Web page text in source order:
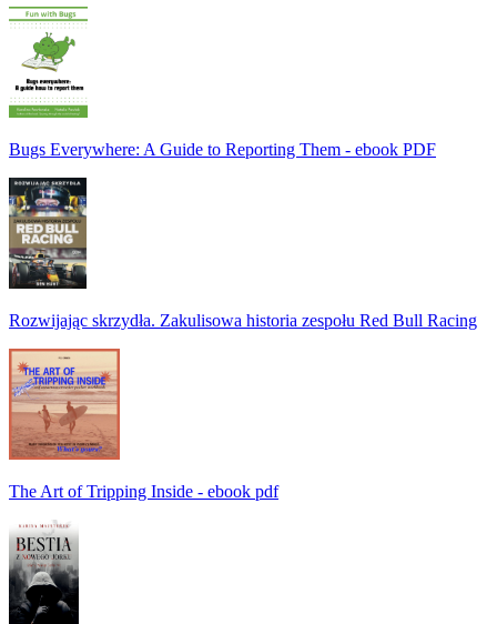
Bugs Everywhere: A Guide to Reporting Them - ebook PDF
Rozwijając skrzydła. Zakulisowa historia zespołu Red Bull Racing
The Art of Tripping Inside - ebook pdf